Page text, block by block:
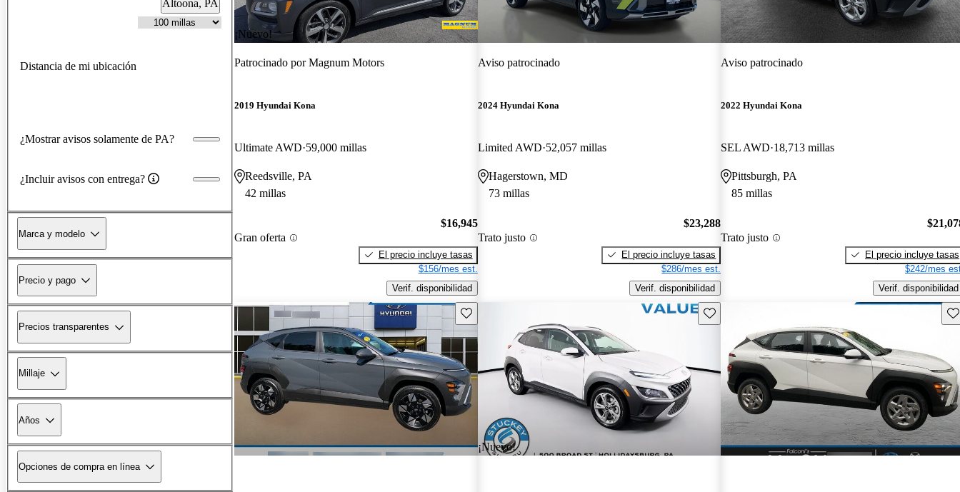
Altoona, PA
Distancia de mi ubicación
¿Mostrar avisos solamente de PA?
¿Incluir avisos con entrega?
Marca y modelo
Precio y pago
Precios transparentes
Millaje
Años
Opciones de compra en línea
¡Nuevo!
Patrocinado porMagnum Motors
2019 Hyundai Kona
Ultimate AWD 59,000 millas
Reedsville, PA
42 millas
Gran oferta
$16,945
El precio incluye tasas
$156/mes est.
Verif. disponibilidad
Aviso patrocinado
2024 Hyundai Kona
Limited AWD 52,057 millas
Hagerstown, MD
73 millas
Trato justo
$23,288
El precio incluye tasas
$286/mes est.
Verif. disponibilidad
Aviso patrocinado
2022 Hyundai Kona
SEL AWD 18,713 millas
Pittsburgh, PA
85 millas
Trato justo
El precio incluye tasas
$242/mes
Verif. disponibilidad
Guarda este Aviso
¡Nuevo!
Guarda este Aviso